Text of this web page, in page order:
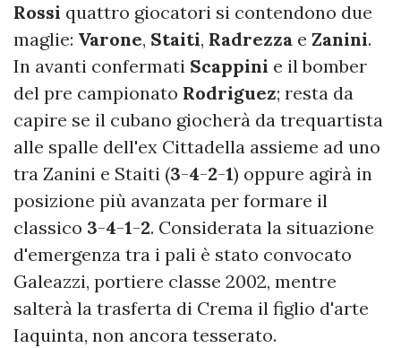
Rossi quattro giocatori si contendono due
maglie: Varone, Staiti, Radrezza e Zanini.
In avanti confermati Scappini e il bomber
del pre campionato Rodriguez; resta da
capire se il cubano giocherà da trequartista
alle spalle dell'ex Cittadella assieme ad uno
tra Zanini e Staiti (3-4-2-1) oppure agirà in
posizione più avanzata per formare il
classico 3-4-1-2. Considerata la situazione
d'emergenza tra i pali è stato convocato
Galeazzi, portiere classe 2002, mentre
salterà la trasferta di Crema il figlio d'arte
Iaquinta, non ancora tesserato.